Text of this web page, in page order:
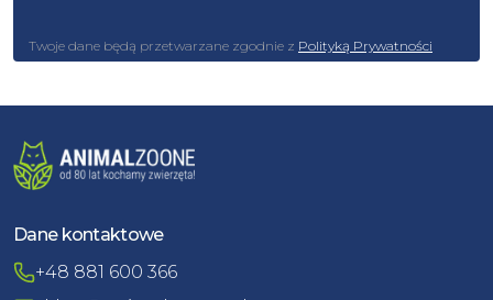
Twoje dane będą przetwarzane zgodnie z Polityką Prywatności
Dane kontaktowe
+48 881 600 366